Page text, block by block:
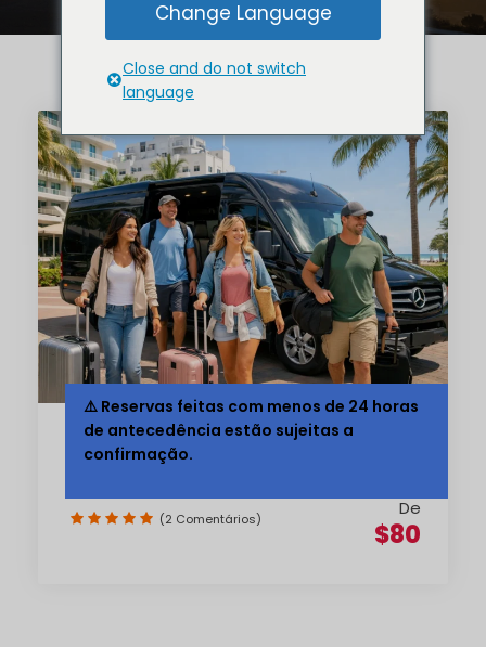
⚠️ Reservas feitas com menos de 24 horas
de antecedência estão sujeitas a
confirmação.
Serviço de Carro do Aeroporto
de Miami (MIA)
De
$80
(2 Comentários)
Change Language
Close and do not switch
language